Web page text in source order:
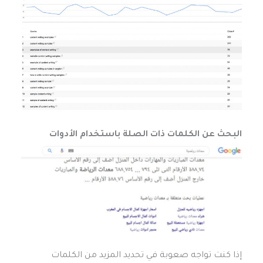
البحث عن الكلمات ذات الصلة باستخدام الأدوات
إذا كنت تواجه صعوبة في تحديد المزيد من الكلمات